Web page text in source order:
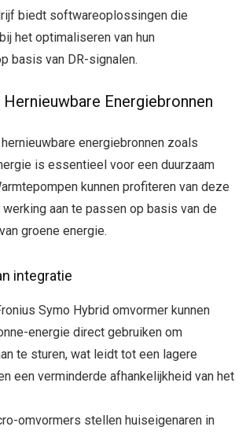
biedt softwareoplossingen die
het optimaliseren van hun
basis van DR-signalen.
Energiebronnen
energiebronnen zoals
is essentieel voor een duurzaam
kunnen profiteren van deze
werking aan te passen op basis van de
groene energie.
integratie
Symo Hybrid omvormer kunnen
energie direct gebruiken om
te sturen, wat leidt tot een lagere
een verminderde afhankelijkheid van het
omvormers stellen huiseigenaren in